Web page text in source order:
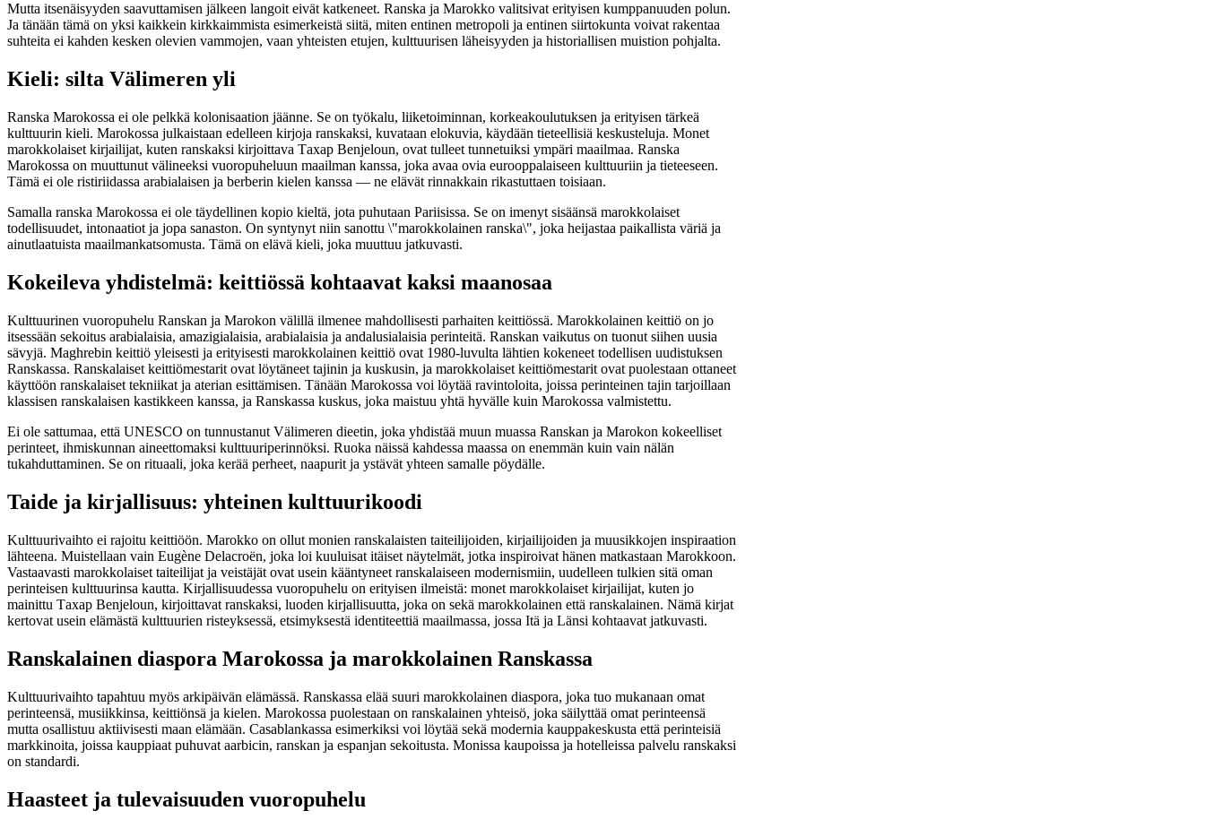
Mutta itsenäisyyden saavuttamisen jälkeen langoit eivät katkeneet. Ranska ja Marokko valitsivat erityisen kumppanuuden polun.
Ja tänään tämä on yksi kaikkein kirkkaimmista esimerkeistä siitä, miten entinen metropoli ja entinen siirtokunta voivat rakentaa
suhteita ei kahden kesken olevien vammojen, vaan yhteisten etujen, kulttuurisen läheisyyden ja historiallisen muistion pohjalta.
Kieli: silta Välimeren yli
Ranska Marokossa ei ole pelkkä kolonisaation jäänne. Se on työkalu, liiketoiminnan, korkeakoulutuksen ja erityisen tärkeä
kulttuurin kieli. Marokossa julkaistaan edelleen kirjoja ranskaksi, kuvataan elokuvia, käydään tieteellisiä keskusteluja. Monet
marokkolaiset kirjailijat, kuten ranskaksi kirjoittava Tахар Benjeloun, ovat tulleet tunnetuiksi ympäri maailmaa. Ranska
Marokossa on muuttunut välineeksi vuoropuheluun maailman kanssa, joka avaa ovia eurooppalaiseen kulttuuriin ja tieteeseen.
Tämä ei ole ristiriidassa arabialaisen ja berberin kielen kanssa — ne elävät rinnakkain rikastuttaen toisiaan.
Samalla ranska Marokossa ei ole täydellinen kopio kieltä, jota puhutaan Pariisissa. Se on imenyt sisäänsä marokkolaiset
todellisuudet, intonaatiot ja jopa sanaston. On syntynyt niin sanottu \"marokkolainen ranska\", joka heijastaa paikallista väriä ja
ainutlaatuista maailmankatsomusta. Tämä on elävä kieli, joka muuttuu jatkuvasti.
Kokeileva yhdistelmä: keittiössä kohtaavat kaksi maanosaa
Kulttuurinen vuoropuhelu Ranskan ja Marokon välillä ilmenee mahdollisesti parhaiten keittiössä. Marokkolainen keittiö on jo
itsessään sekoitus arabialaisia, amazigialaisia, arabialaisia ja andalusialaisia perinteitä. Ranskan vaikutus on tuonut siihen uusia
sävyjä. Maghrebin keittiö yleisesti ja erityisesti marokkolainen keittiö ovat 1980-luvulta lähtien kokeneet todellisen uudistuksen
Ranskassa. Ranskalaiset keittiömestarit ovat löytäneet tajinin ja kuskusin, ja marokkolaiset keittiömestarit ovat puolestaan ottaneet
käyttöön ranskalaiset tekniikat ja aterian esittämisen. Tänään Marokossa voi löytää ravintoloita, joissa perinteinen tajin tarjoillaan
klassisen ranskalaisen kastikkeen kanssa, ja Ranskassa kuskus, joka maistuu yhtä hyvälle kuin Marokossa valmistettu.
Ei ole sattumaa, että UNESCO on tunnustanut Välimeren dieetin, joka yhdistää muun muassa Ranskan ja Marokon kokeelliset
perinteet, ihmiskunnan aineettomaksi kulttuuriperinnöksi. Ruoka näissä kahdessa maassa on enemmän kuin vain nälän
tukahduttaminen. Se on rituaali, joka kerää perheet, naapurit ja ystävät yhteen samalle pöydälle.
Taide ja kirjallisuus: yhteinen kulttuurikoodi
Kulttuurivaihto ei rajoitu keittiöön. Marokko on ollut monien ranskalaisten taiteilijoiden, kirjailijoiden ja muusikkojen inspiraation
lähteena. Muistellaan vain Eugène Delacroën, joka loi kuuluisat itäiset näytelmät, jotka inspiroivat hänen matkastaan Marokkoon.
Vastaavasti marokkolaiset taiteilijat ja veistäjät ovat usein kääntyneet ranskalaiseen modernismiin, uudelleen tulkien sitä oman
perinteisen kulttuurinsa kautta. Kirjallisuudessa vuoropuhelu on erityisen ilmeistä: monet marokkolaiset kirjailijat, kuten jo
mainittu Tахар Benjeloun, kirjoittavat ranskaksi, luoden kirjallisuutta, joka on sekä marokkolainen että ranskalainen. Nämä kirjat
kertovat usein elämästä kulttuurien risteyksessä, etsimyksestä identiteettiä maailmassa, jossa Itä ja Länsi kohtaavat jatkuvasti.
Ranskalainen diaspora Marokossa ja marokkolainen Ranskassa
Kulttuurivaihto tapahtuu myös arkipäivän elämässä. Ranskassa elää suuri marokkolainen diaspora, joka tuo mukanaan omat
perinteensä, musiikkinsa, keittiönsä ja kielen. Marokossa puolestaan on ranskalainen yhteisö, joka säilyttää omat perinteensä
mutta osallistuu aktiivisesti maan elämään. Casablankassa esimerkiksi voi löytää sekä modernia kauppakeskusta että perinteisiä
markkinoita, joissa kauppiaat puhuvat aarbicin, ranskan ja espanjan sekoitusta. Monissa kaupoissa ja hotelleissa palvelu ranskaksi
on standardi.
Haasteet ja tulevaisuuden vuoropuhelu